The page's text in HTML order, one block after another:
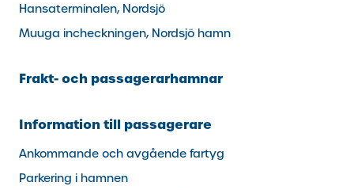
Hansaterminalen, Nordsjö
Muuga incheckningen, Nordsjö hamn
Frakt- och passagerarhamnar
Information till passagerare
Ankommande och avgående fartyg
Parkering i hamnen